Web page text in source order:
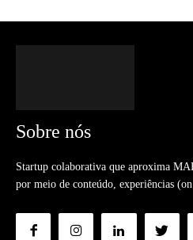
Sobre nós
Startup colaborativa que aproxima
por meio de conteúdo, experiências